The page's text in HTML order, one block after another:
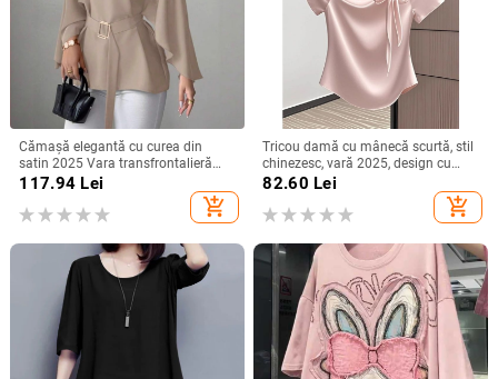
Cămașă elegantă cu curea din
satin 2025 Vara transfrontalieră
Îmbrăcăminte pentru femei
Aliexpress Amazon Casual Confort
Independent Station
117.94 Lei
add_shopping_cart
Tricou damă cu mânecă scurtă, stil
chinezesc, vară 2025, design cu
funda și bretele, croială Slim, top
82.60 Lei
add_shopping_cart